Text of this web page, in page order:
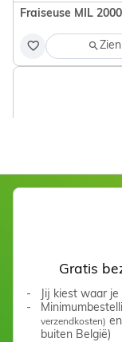
Fraiseuse MIL 2000
Zien
Gratis
Jij kiest waar
verzendkosten)
buiten België)